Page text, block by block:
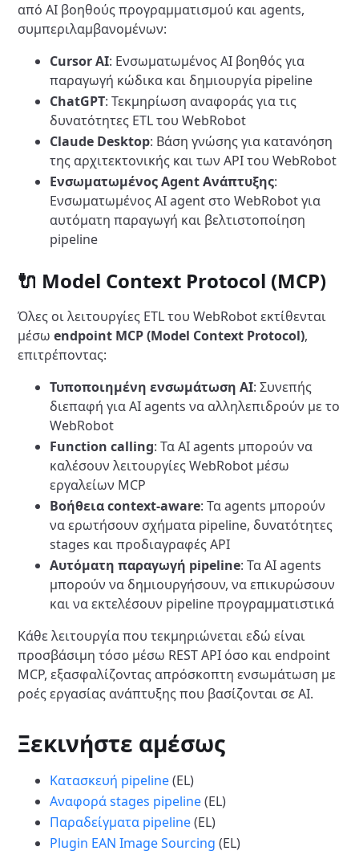
από AI βοηθούς προγραμματισμού και agents,
συμπεριλαμβανομένων:
Cursor AI: Ενσωματωμένος AI βοηθός για
παραγωγή κώδικα και δημιουργία pipeline
ChatGPT: Τεκμηρίωση αναφοράς για τις
δυνατότητες ETL του WebRobot
Claude Desktop: Βάση γνώσης για κατανόηση
της αρχιτεκτονικής και των API του WebRobot
Ενσωματωμένος Agent Ανάπτυξης:
Ενσωματωμένος AI agent στο WebRobot για
αυτόματη παραγωγή και βελτιστοποίηση
pipeline
🔌 Model Context Protocol (MCP)
Όλες οι λειτουργίες ETL του WebRobot εκτίθενται
μέσωendpoint MCP (Model Context Protocol),
επιτρέποντας:
Τυποποιημένη ενσωμάτωση AI: Συνεπής
διεπαφή για AI agents να αλληλεπιδρούν με το
WebRobot
Function calling: Τα AI agents μπορούν να
καλέσουν λειτουργίες WebRobot μέσω
εργαλείων MCP
Βοήθεια context-aware: Τα agents μπορούν
να ερωτήσουν σχήματα pipeline, δυνατότητες
stages και προδιαγραφές API
Αυτόματη παραγωγή pipeline: Τα AI agents
μπορούν να δημιουργήσουν, να επικυρώσουν
και να εκτελέσουν pipeline προγραμματιστικά
Κάθε λειτουργία που τεκμηριώνεται εδώ είναι
προσβάσιμη τόσο μέσω REST API όσο και endpoint
MCP, εξασφαλίζοντας απρόσκοπτη ενσωμάτωση με
ροές εργασίας ανάπτυξης που βασίζονται σε AI.
Ξεκινήστε αμέσως
Κατασκευή pipeline(EL)
Αναφορά stages pipeline(EL)
Παραδείγματα pipeline(EL)
Plugin EAN Image Sourcing (EL)